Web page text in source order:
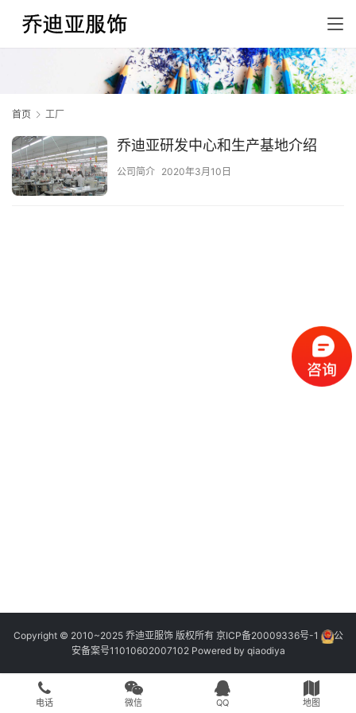
首页 工厂
乔迪亚研发中心和生产基地介绍
公司简介 2020年3月10日
Copyright © 2010~2025 乔迪亚服饰 版权所有 京ICP备20009336号-1
公
安备案号11010602007102Powered by qiaodiya
电话 微信 QQ 地图